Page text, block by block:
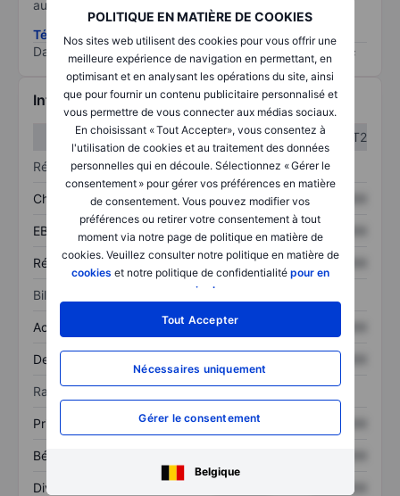
POLITIQUE EN MATIÈRE DE COOKIES
Nos sites web utilisent des cookies pour vous offrir une
meilleure expérience de navigation en permettant, en
optimisant et en analysant les opérations du site, ainsi
que pour fournir un contenu publicitaire personnalisé et
vous permettre de vous connecter aux médias sociaux.
En choisissant « Tout Accepter», vous consentez à
l'utilisation de cookies et au traitement des données
personnelles qui en découle. Sélectionnez « Gérer le
consentement » pour gérer vos préférences en matière
de consentement. Vous pouvez modifier vos
préférences ou retirer votre consentement à tout
moment via notre page de politique en matière de
cookies. Veuillez consulter notre politique en matière de
cookies et notre politique de confidentialité pour en
savoir plus
Tout Accepter
Nécessaires uniquement
Gérer le consentement
Belgique
au risque le plus élevé).
Télécharger la méthodologie ESG (en anglais)
Data provided by
Informations financières
T1
T2
Résultats
Chiffre d’affaires XXXXXXX
EBITDA XXXXXXX XXXXXXX
Résultat net XXXXXXX XXXXXXX
Bilan
Actif total XXXXXXX
Dette totale XXXXXXX
Ratios
Prix / ventes XXXXXXX
Bénéfice par action
Dividende par action